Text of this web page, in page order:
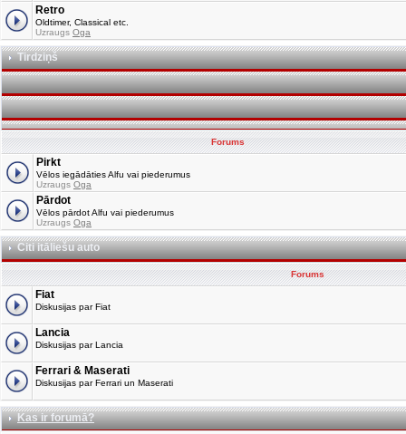
Retro
Oldtimer, Classical etc.
Uzraugs Oga
Tirdziņš
Forums
Pirkt
Vēlos iegādāties Alfu vai piederumus
Uzraugs Oga
Pārdot
Vēlos pārdot Alfu vai piederumus
Uzraugs Oga
Citi itāliešu auto
Forums
Fiat
Diskusijas par Fiat
Lancia
Diskusijas par Lancia
Ferrari & Maserati
Diskusijas par Ferrari un Maserati
Kas ir forumā?